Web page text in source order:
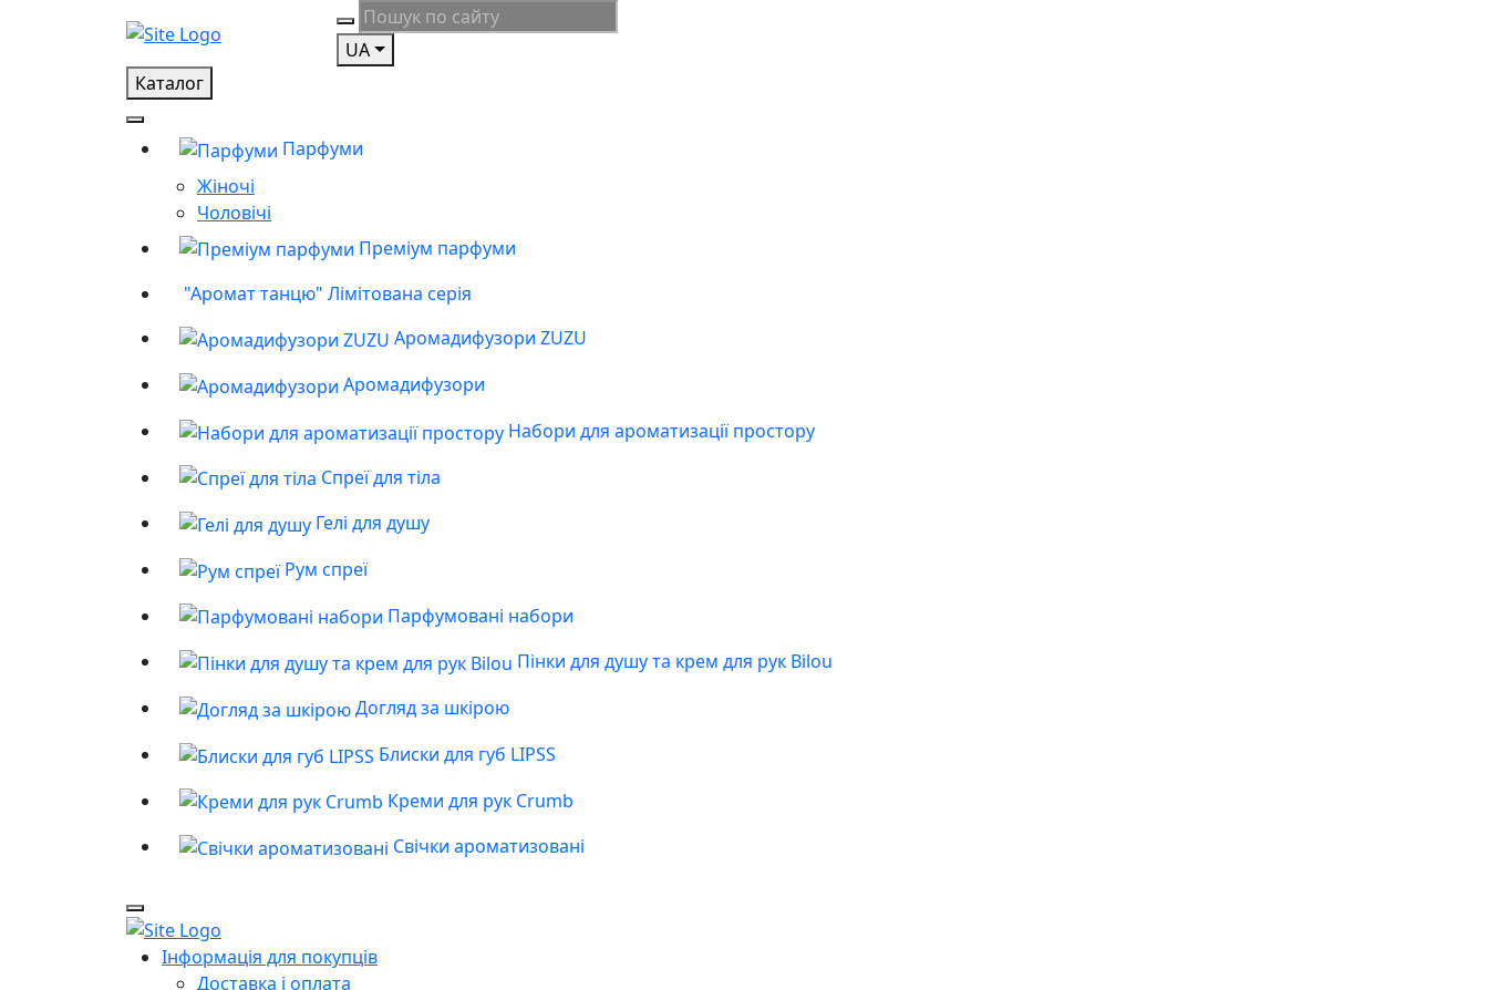
UA
Каталог
Парфуми
Жіночі
Чоловічі
Преміум парфуми
"Аромат танцю" Лімітована серія
Аромадифузори ZUZU
Аромадифузори
Набори для ароматизації простору
Спреї для тіла
Гелі для душу
Рум спреї
Парфумовані набори
Пінки для душу та крем для рук Bilou
Догляд за шкірою
Блиски для губ LIPSS
Креми для рук Crumb
Свічки ароматизовані
Інформація для покупців
Доставка і оплата